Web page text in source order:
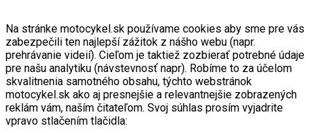
Na stránke motocykel.sk používame cookies aby sme pre vás
zabezpečili ten najlepší zážitok z nášho webu (napr.
prehrávanie videií). Cieľom je taktiež zozbierať potrebné údaje
pre našu analytiku (návstevnosť napr). Robíme to za účelom
skvalitnenia samotného obsahu, týchto webstránok
motocykel.sk ako aj presnejšie a relevantnejšie zobrazených
reklám vám, naším čitateľom. Svoj súhlas prosím vyjadrite
vpravo stlačením tlačidla: